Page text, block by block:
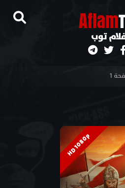
Aflam
توب
1
HD 1080p